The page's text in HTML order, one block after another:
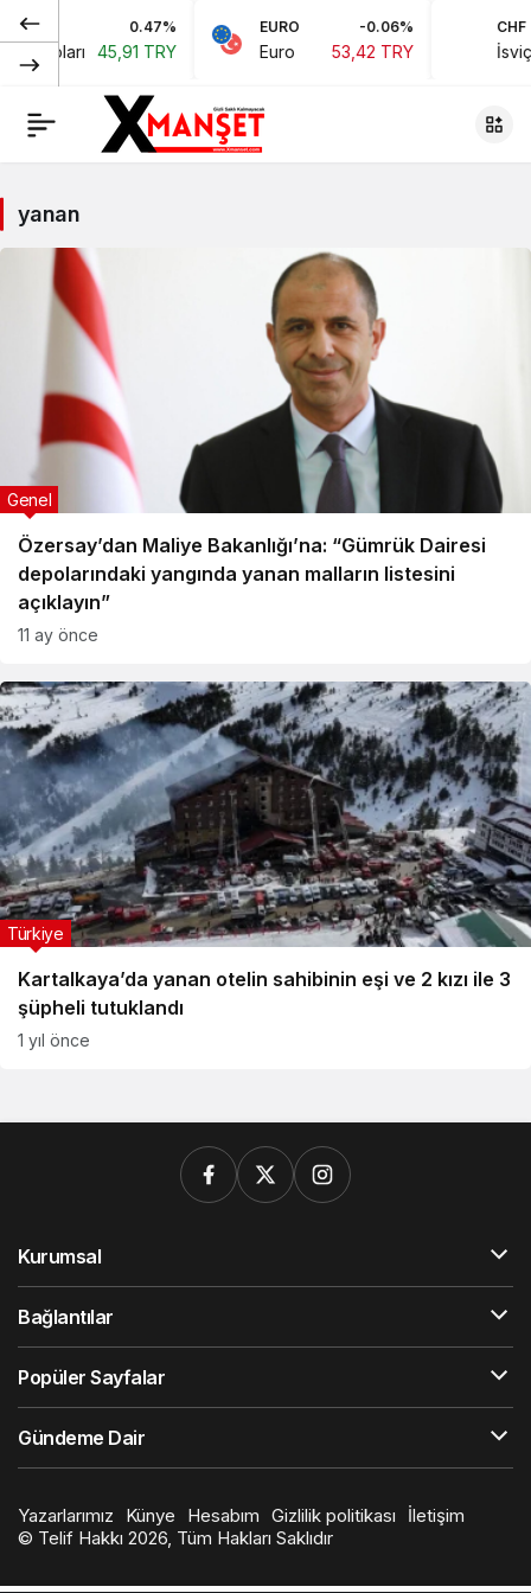
0.47%
Doları 45,91 TRY
EURO -0.06%
Euro 53,42 TRY
CHF
yanan
Özersay’dan Maliye Bakanlığı’na: “Gümrük Dairesi
depolarındaki yangında yanan malların listesini
açıklayın”
Genel
11 ay önce
Kartalkaya’da yanan otelin sahibinin eşi ve 2 kızı ile 3
şüpheli tutuklandı
Türkiye
1 yıl önce
Kurumsal
Bağlantılar
Popüler Sayfalar
Gündeme Dair
Yazarlarımız Künye Hesabım Gizlilik politikası
İletişim
© Telif Hakkı 2026, Tüm Hakları Saklıdır